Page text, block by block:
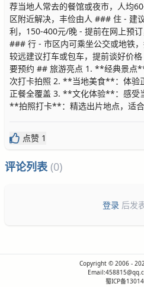
荐当地人常去的餐馆或夜市，人均
区附近解决，丰俭由人 ### 住 - 建
利，150-400元/晚 - 提前在网上预
### 行 - 市区内可乘坐公交或地铁
较远建议打车或包车，提前谈好价
要预约 ## 旅游亮点 1. **经典景点
次打卡拍照 2. **当地美食**：体验
正餐全覆盖 3. **文化体验**：感受
**拍照打卡**：精选出片地点，适
点赞 1
评论列表(0)
登录 后发
Copyright © 2006 -
蜀ICP备